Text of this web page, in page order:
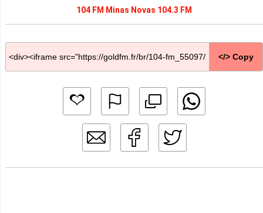
104 FM Minas Novas 104.3 FM
</> Copy